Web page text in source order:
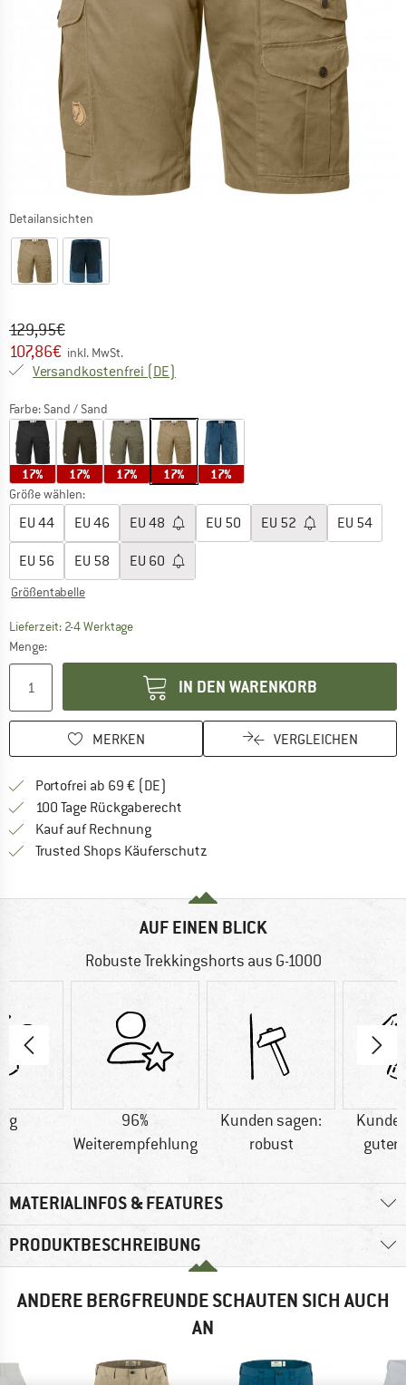
Detailansichten
Ursprünglicher Preis :
129,95€
Preis:
107,86€ inkl. MwSt.
Versandkostenfrei (DE)
Farbe: Sand / Sand
17% 17% 17% 17% 17%
Größe wählen:
EU 44 EU 46 EU 48 EU 50 EU 52 EU 54
EU 56 EU 58 EU 60
Größentabelle
Lieferzeit: 2-4 WerktageDer Link öffnet sich in einer Infobox und
Menge:
IN DEN WARENKORB
MERKEN VERGLEICHEN
Portofrei ab 69 € (DE)
100 Tage Rückgaberecht
Kauf auf RechnungFinde die Zahlungs-Infos hier! Öffnet
Trusted Shops Käuferschutz
AUF EINEN BLICK
Robuste Trekkingshorts aus G-1000
g
96%
Weiterempfehlung
Kunden sagen:
robust
guter
MATERIALINFOS & FEATURES
PRODUKTBESCHREIBUNG
ANDERE BERGFREUNDE SCHAUTEN SICH AUCH
AN